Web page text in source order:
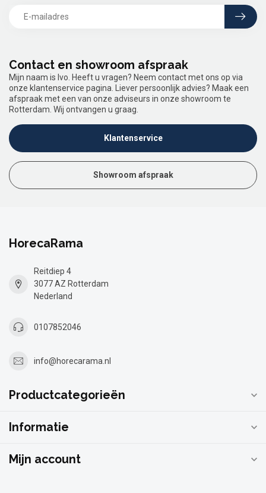
Contact en showroom afspraak
Mijn naam is Ivo. Heeft u vragen? Neem contact met ons op via
onze klantenservice pagina. Liever persoonlijk advies? Maak een
afspraak met een van onze adviseurs in onze showroom te
Rotterdam. Wij ontvangen u graag.
Klantenservice
Showroom afspraak
HorecaRama
Reitdiep 4
3077 AZ Rotterdam
Nederland
0107852046
info@horecarama.nl
Productcategorieën
Informatie
Mijn account